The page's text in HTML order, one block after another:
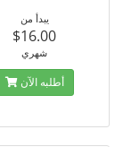
يبدأ من
$16.00
شهري
أطلبه الآن